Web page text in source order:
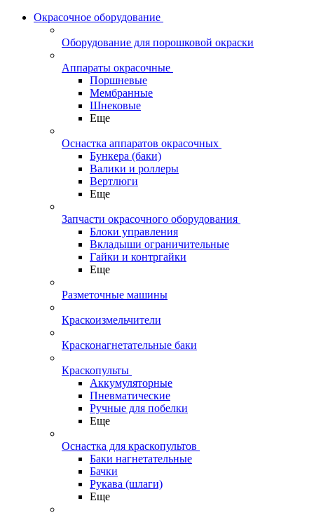
Окрасочное оборудование
Оборудование для порошковой окраски
Аппараты окрасочные
Поршневые
Мембранные
Шнековые
Еще
Оснастка аппаратов окрасочных
Бункера (баки)
Валики и роллеры
Вертлюги
Еще
Запчасти окрасочного оборудования
Блоки управления
Вкладыши ограничительные
Гайки и контргайки
Еще
Разметочные машины
Краскоизмельчители
Красконагнетательные баки
Краскопульты
Аккумуляторные
Пневматические
Ручные для побелки
Еще
Оснастка для краскопультов
Баки нагнетательные
Бачки
Рукава (шлаги)
Еще